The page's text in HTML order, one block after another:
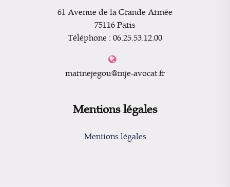
61 Avenue de la Grande Armée
75116 Paris
Téléphone : 06.25.53.12.00
marinejegou@mje-avocat.fr
Mentions légales
Mentions légales